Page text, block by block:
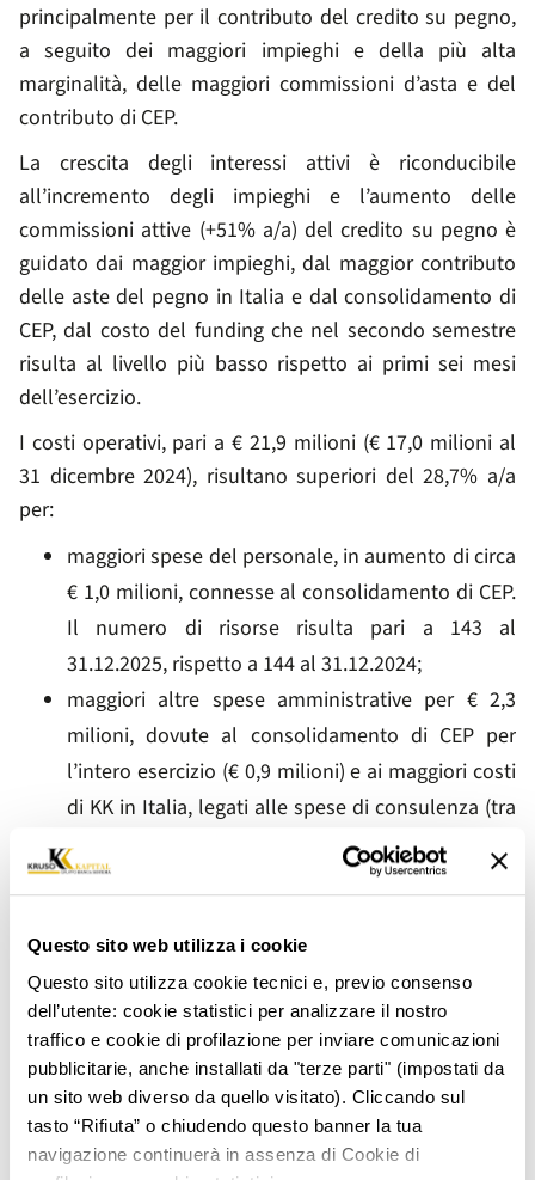
Questo sito web utilizza i cookie
Questo sito utilizza cookie tecnici e, previo consenso
dell’utente: cookie statistici per analizzare il nostro
traffico e cookie di profilazione per inviare comunicazioni
pubblicitarie, anche installati da "terze parti" (impostati da
un sito web diverso da quello visitato). Cliccando sul
tasto “Rifiuta” o chiudendo questo banner la tua
navigazione continuerà in assenza di Cookie di
principalmente per il contributo del credito su pegno,
a seguito dei maggiori impieghi e della più alta
marginalità, delle maggiori commissioni d’asta e del
contributo di CEP.
La crescita degli interessi attivi è riconducibile
all’incremento degli impieghi e l’aumento delle
commissioni attive (+51% a/a) del credito su pegno è
guidato dai maggior impieghi, dal maggior contributo
delle aste del pegno in Italia e dal consolidamento di
CEP, dal costo del funding che nel secondo semestre
risulta al livello più basso rispetto ai primi sei mesi
dell’esercizio.
I costi operativi, pari a € 21,9 milioni (€ 17,0 milioni al
31 dicembre 2024), risultano superiori del 28,7% a/a
per:
maggiori spese del personale, in aumento di circa
€ 1,0 milioni, connesse al consolidamento di CEP.
Il numero di risorse risulta pari a 143 al
31.12.2025, rispetto a 144 al 31.12.2024;
maggiori altre spese amministrative per € 2,3
milioni, dovute al consolidamento di CEP per
l’intero esercizio (€ 0,9 milioni) e ai maggiori costi
di KK in Italia, legati alle spese di consulenza (tra
cui Credit Linked Notes), spese IT e altre spese di
funzionamento;
attività materiali e immateriali, pari a circa € 1,0
milioni, è prevalentemente riconducibile alla
porzione di premio (€ 0,6 milioni) del portafoglio
acquistato a gennaio ’25.
Il Cost Income scende al 61% rispetto al 69% del 2024.
L’utile netto, pari a € 8,8 milioni, aumenta a/a del 95%